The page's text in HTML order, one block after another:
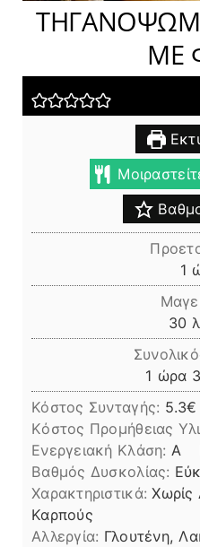
ΜΕ
1
30
1 ώρα
ώρα
Κόστος Συνταγής: 5.3€
Kόστος Προμήθειας
Ενεργειακή Κλάση: A
Βαθμός Δυσκολίας:
Χαρακτηριστικά:Χωρίς
Καρπούς
Αλλεργία: Γλουτένη,